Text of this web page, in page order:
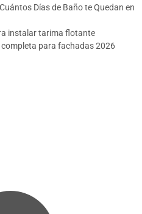
Días de Baño te Quedan en
instalar tarima flotante
para fachadas 2026